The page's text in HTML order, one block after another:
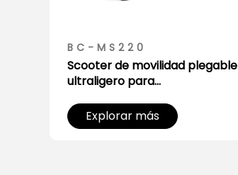
BC-MS220
Scooter de movilidad plegable
ultraligero para
Explorar más